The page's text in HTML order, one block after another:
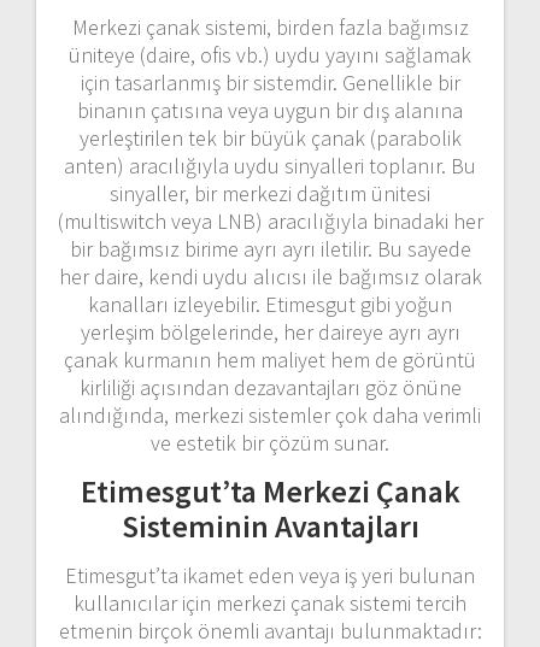
Merkezi çanak sistemi, birden fazla bağımsız
üniteye (daire, ofis vb.) uydu yayını sağlamak
için tasarlanmış bir sistemdir. Genellikle bir
binanın çatısına veya uygun bir dış alanına
yerleştirilen tek bir büyük çanak (parabolik
anten) aracılığıyla uydu sinyalleri toplanır. Bu
sinyaller, bir merkezi dağıtım ünitesi
(multiswitch veya LNB) aracılığıyla binadaki her
bir bağımsız birime ayrı ayrı iletilir. Bu sayede
her daire, kendi uydu alıcısı ile bağımsız olarak
kanalları izleyebilir. Etimesgut gibi yoğun
yerleşim bölgelerinde, her daireye ayrı ayrı
çanak kurmanın hem maliyet hem de görüntü
kirliliği açısından dezavantajları göz önüne
alındığında, merkezi sistemler çok daha verimli
ve estetik bir çözüm sunar.
Etimesgut’ta Merkezi Çanak
Sisteminin Avantajları
Etimesgut’ta ikamet eden veya iş yeri bulunan
kullanıcılar için merkezi çanak sistemi tercih
etmenin birçok önemli avantajı bulunmaktadır: